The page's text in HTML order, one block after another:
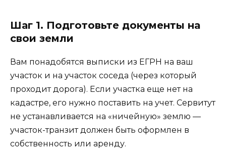
Шаг 1. Подготовьте документы на
свои земли
Вам понадобятся выписки из ЕГРН на ваш
участок и на участок соседа (через который
проходит дорога). Если участка еще нет на
кадастре, его нужно поставить на учет. Сервитут
не устанавливается на «ничейную» землю —
участок-транзит должен быть оформлен в
собственность или аренду.